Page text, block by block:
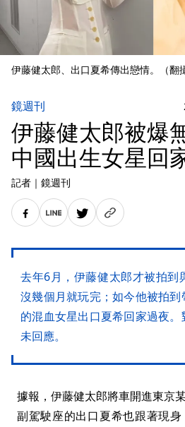
伊藤健太郎、出口夏希傳出戀情。（翻
鏡週刊
伊藤健太郎被
中國出生女星回
記者 ｜ 鏡週刊
去年6月，伊藤健太郎才被拍到
沒幾個月就玩完；如今他被拍
的混血女星出口夏希回家過夜
未回應。
據報，伊藤健太郎將車開進東京
副駕駛座的出口夏希也跟著現